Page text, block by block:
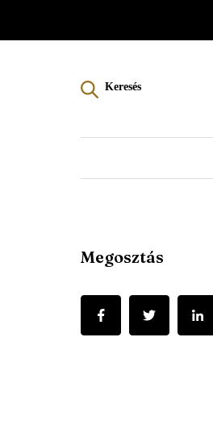
Keresés
Magyar
Napló
Megosztás